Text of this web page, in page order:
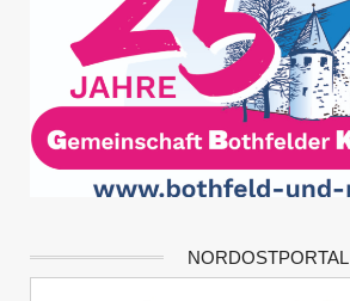
NORDOSTPORTAL